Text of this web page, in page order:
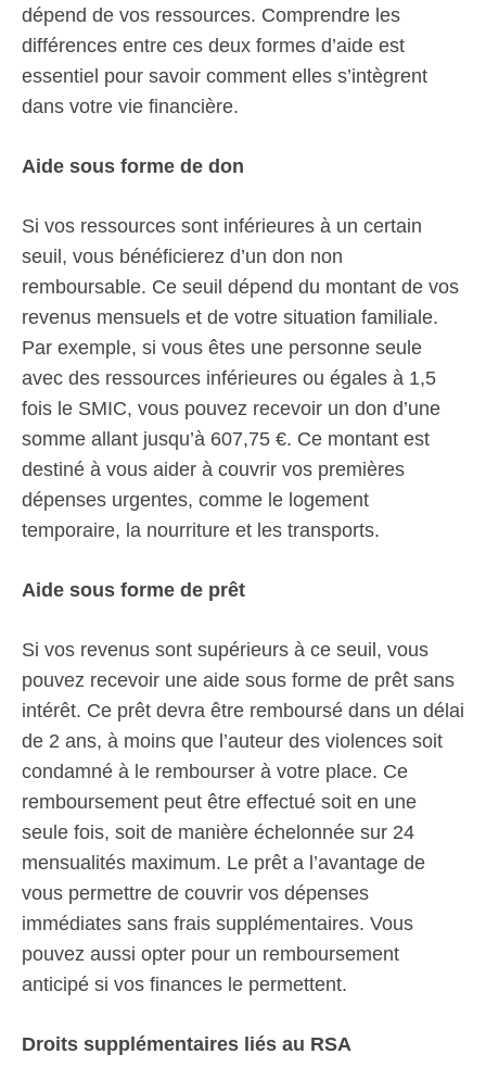
dépend de vos ressources. Comprendre les
différences entre ces deux formes d’aide est
essentiel pour savoir comment elles s’intègrent
dans votre vie financière.
Aide sous forme de don
Si vos ressources sont inférieures à un certain
seuil, vous bénéficierez d’un don non
remboursable. Ce seuil dépend du montant de vos
revenus mensuels et de votre situation familiale.
Par exemple, si vous êtes une personne seule
avec des ressources inférieures ou égales à 1,5
fois le SMIC, vous pouvez recevoir un don d’une
somme allant jusqu’à 607,75 €. Ce montant est
destiné à vous aider à couvrir vos premières
dépenses urgentes, comme le logement
temporaire, la nourriture et les transports.
Aide sous forme de prêt
Si vos revenus sont supérieurs à ce seuil, vous
pouvez recevoir une aide sous forme de prêt sans
intérêt. Ce prêt devra être remboursé dans un délai
de 2 ans, à moins que l’auteur des violences soit
condamné à le rembourser à votre place. Ce
remboursement peut être effectué soit en une
seule fois, soit de manière échelonnée sur 24
mensualités maximum. Le prêt a l’avantage de
vous permettre de couvrir vos dépenses
immédiates sans frais supplémentaires. Vous
pouvez aussi opter pour un remboursement
anticipé si vos finances le permettent.
Droits supplémentaires liés au RSA